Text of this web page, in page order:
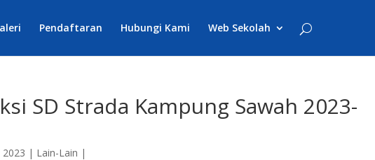
Pendaftaran Hubungi Kami Web Sekolah
SD Strada Kampung Sawah 2023-
2023 | Lain-Lain |